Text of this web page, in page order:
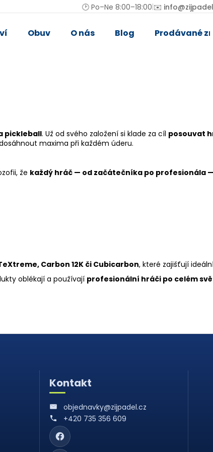
🕑 Po–Ne 8:00–18:00|✉️
Obuv O nás Blog Prodávané
pickleball. Už od svého založení si klade za cíl posouvat
maxima při každém úderu.
že každý hráč — od začátečníka po profesionála
Carbon 12K či Cubicarbon, které zajišťují
oblékají a používají profesionální hráči po celém
Kontakt
objednavky@zijpadel.cz
+420 735 356 609